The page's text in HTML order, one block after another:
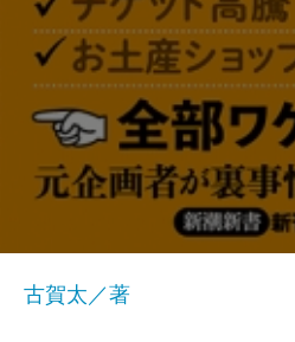
古賀太／著